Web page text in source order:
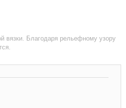
вязки. Благодаря рельефному узору